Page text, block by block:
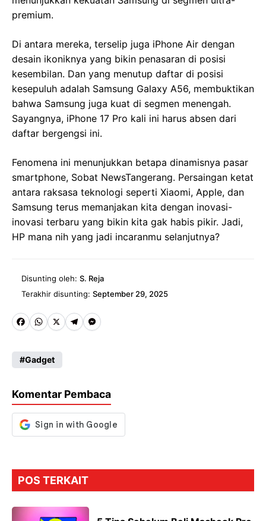
premium.
Di antara mereka, terselip juga iPhone Air dengan
desain ikoniknya yang bikin penasaran di posisi
kesembilan. Dan yang menutup daftar di posisi
kesepuluh adalah Samsung Galaxy A56, membuktikan
bahwa Samsung juga kuat di segmen menengah.
Sayangnya, iPhone 17 Pro kali ini harus absen dari
daftar bergengsi ini.
Fenomena ini menunjukkan betapa dinamisnya pasar
smartphone, Sobat NewsTangerang. Persaingan ketat
antara raksasa teknologi seperti Xiaomi, Apple, dan
Samsung terus memanjakan kita dengan inovasi-
inovasi terbaru yang bikin kita gak habis pikir. Jadi,
HP mana nih yang jadi incaranmu selanjutnya?
Disunting oleh: S. Reja
Terakhir disunting: September 29, 2025
Fa
b
o
k
W
ts
p
p
X
Te
m
M
g
er
Gadget
Komentar Pembaca
POS TERKAIT